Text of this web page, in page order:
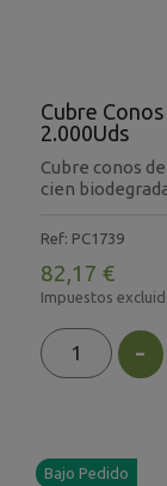
Cubre
2.000Uds
Cubre conos
cien
Ref: PC1739
82,17 €
Impuestos
-
Bajo Pedido